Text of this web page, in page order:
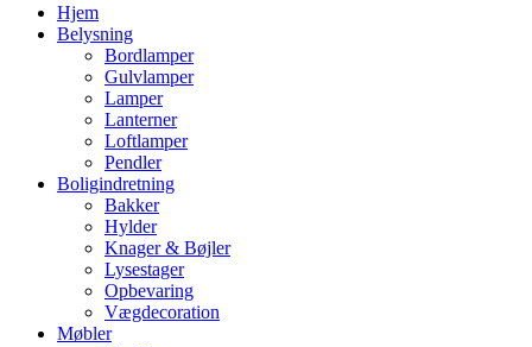
Hjem
Belysning
Bordlamper
Gulvlamper
Lamper
Lanterner
Loftlamper
Pendler
Boligindretning
Bakker
Hylder
Knager & Bøjler
Lysestager
Opbevaring
Vægdecoration
Møbler